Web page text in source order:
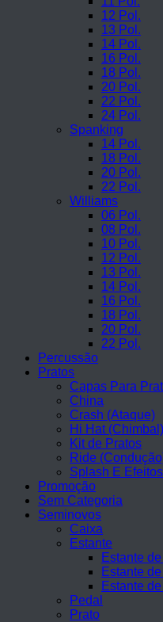
12 Pol.
13 Pol.
14 Pol.
16 Pol.
18 Pol.
20 Pol.
22 Pol.
24 Pol.
Spanking
14 Pol.
18 Pol.
20 Pol.
22 Pol.
Williams
06 Pol.
08 Pol.
10 Pol.
12 Pol.
13 Pol.
14 Pol.
16 Pol.
18 Pol.
20 Pol.
22 Pol.
Percussão
Pratos
Capas Para
China
Crash (Ataque)
Hi Hat (Chimbal)
Kit de Pratos
Ride
Splash E Efeitos
Promoção
Sem Categoria
Seminovos
Caixa
Estante
Estante
Estante
Estante
Pedal
Prato